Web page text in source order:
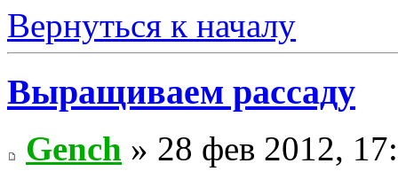
Вернуться к началу
Выращиваем рассаду
Gench » 28 фев 2012,